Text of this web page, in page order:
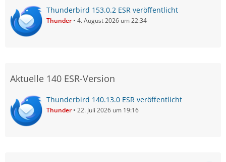
Thunderbird 153.0.2 ESR veröffentlicht
Thunder 4. August 2026 um 22:34
Aktuelle 140 ESR-Version
Thunderbird 140.13.0 ESR veröffentlicht
Thunder 22. Juli 2026 um 19:16